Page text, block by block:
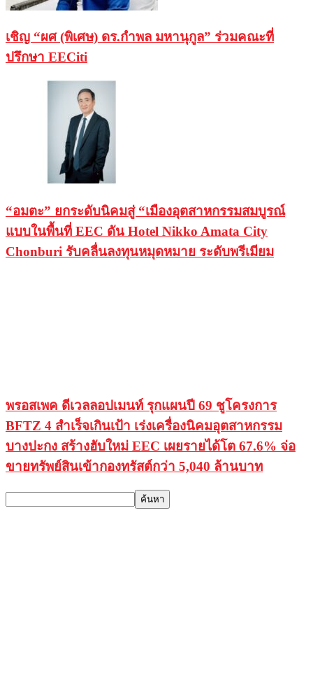
เชิญ “ผศ (พิเศษ) ดร.กำพล มหานุกูล” ร่วมคณะที่
ปรึกษา EECiti
“อมตะ” ยกระดับนิคมสู่ “เมืองอุตสาหกรรมสมบูรณ์
แบบในพื้นที่ EEC ดัน Hotel Nikko Amata City
Chonburi รับคลื่นลงทุนหมุดหมาย ระดับพรีเมียม
พรอสเพค ดีเวลลอปเมนท์ รุกแผนปี 69 ชูโครงการ
BFTZ 4 สำเร็จเกินเป้า เร่งเครื่องนิคมอุตสาหกรรม
บางปะกง สร้างฮับใหม่ EEC เผยรายได้โต 67.6% จ่อ
ขายทรัพย์สินเข้ากองทรัสต์กว่า 5,040 ล้านบาท